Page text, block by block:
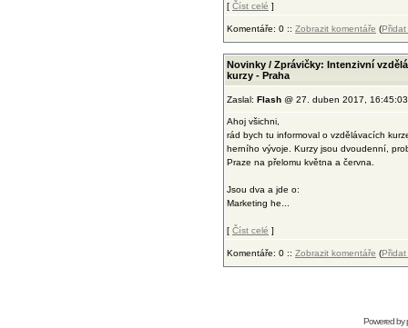
[ Číst celé ]
Komentáře: 0 :: Zobrazit komentáře (Přidat
Novinky / Zprávičky: Intenzivní
kurzy - Praha
Zaslal: Flash @ 27. duben 2017, 16:45:03
Ahoj všichni,
rád bych tu informoval o vzdělávacích
herního vývoje. Kurzy jsou dvoudenní,
Praze na přelomu května a června.
Jsou dva a jde o:
Marketing he...
[ Číst celé ]
Komentáře: 0 :: Zobrazit komentáře (Přidat
Powered by